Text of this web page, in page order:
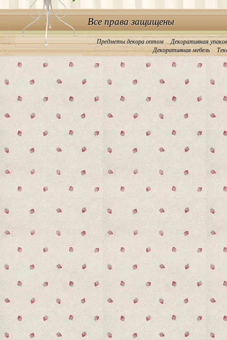
Предметы декора оптом
Декоративная
Декоративная мебель
Все права защищены